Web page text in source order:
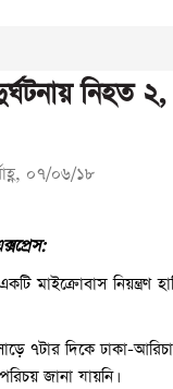
নিহত
০৭/০৬/১৮
মাইক্রোবাস নিয়ন্ত্রণ
৭টার দিকে ঢাকা-
জানা যায়নি।